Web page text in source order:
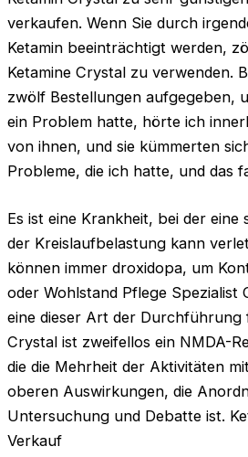
verkaufen. Wenn Sie durch
Ketamin beeinträchtigt werden,
Ketamine Crystal zu verwenden.
zwölf Bestellungen aufgegeben,
ein Problem hatte, hörte ich
von ihnen, und sie kümmerten
Probleme, die ich hatte, und das
Es ist eine Krankheit, bei der
der Kreislaufbelastung kann
können immer droxidopa, um
oder Wohlstand Pflege Spezialist
eine dieser Art der Durchführung
Crystal ist zweifellos ein NMDA-
die die Mehrheit der Aktivitäten
oberen Auswirkungen, die
Untersuchung und Debatte ist.
Verkauf